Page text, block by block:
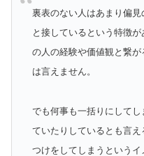
裏表のない人はあまり偏
と接しているという特徴が
の人の経験や価値観と繋
は言えません。
でも何事も一括りにして
ていたりしているとも言
つけをしてしまうというイ